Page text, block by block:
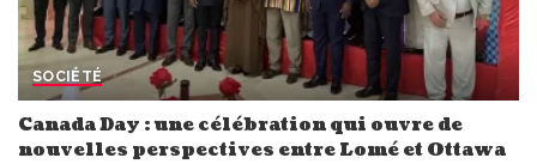
SOCIÉTÉ
Canada Day : une célébration qui ouvre de
nouvelles perspectives entre Lomé et Ottawa